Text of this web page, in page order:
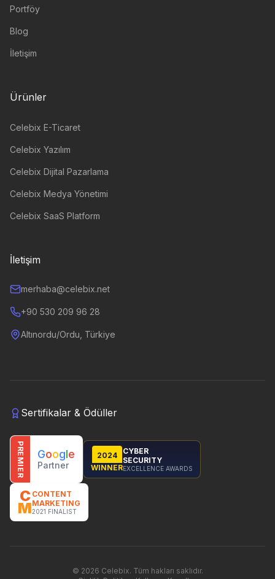
Portföy
Blog
İletişim
Ürünler
Celebix E-Ticaret
Celebix Yazılım
Celebix Dijital Pazarlama
Celebix Medya Yönetimi
Celebix SaaS Platform
İletişim
merhaba@celebix.net
+90 530 209 96 28
Altınordu/Ordu, Türkiye
Sertifikalar & Ödüller
PREMIER Google
Partner
2024
WINNER
CYBER
SECURITY
EXCELLENCE AWARDS
C
M
CONTENT
MARKETING
2021 FINALIST
© 2026 Celebix. Tüm hakları saklıdır.